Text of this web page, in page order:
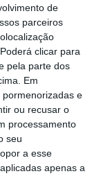
de
parceiros
clicar para
pela parte dos
Em
e
ou recusar o
processamento
seu
a esse
apenas a
regra
carreira de